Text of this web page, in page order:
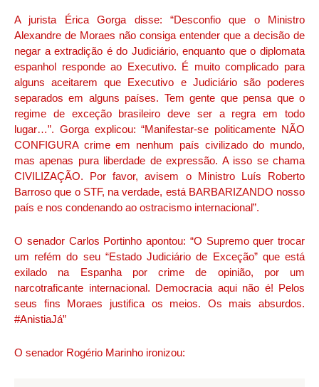
A jurista Érica Gorga disse: “Desconfio que o Ministro
Alexandre de Moraes não consiga entender que a decisão de
negar a extradição é do Judiciário, enquanto que o diplomata
espanhol responde ao Executivo. É muito complicado para
alguns aceitarem que Executivo e Judiciário são poderes
separados em alguns países. Tem gente que pensa que o
regime de exceção brasileiro deve ser a regra em todo
lugar…”. Gorga explicou: “Manifestar-se politicamente NÃO
CONFIGURA crime em nenhum país civilizado do mundo,
mas apenas pura liberdade de expressão. A isso se chama
CIVILIZAÇÃO. Por favor, avisem o Ministro Luís Roberto
Barroso que o STF, na verdade, está BARBARIZANDO nosso
país e nos condenando ao ostracismo internacional”.
O senador Carlos Portinho apontou: “O Supremo quer trocar
um refém do seu “Estado Judiciário de Exceção” que está
exilado na Espanha por crime de opinião, por um
narcotraficante internacional. Democracia aqui não é! Pelos
seus fins Moraes justifica os meios. Os mais absurdos.
#AnistiaJá”
O senador Rogério Marinho ironizou: